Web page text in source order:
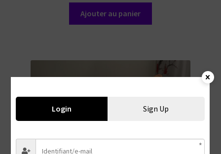
Ajouter au panier
Login Sign Up